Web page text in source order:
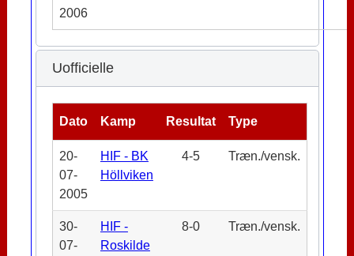
2006
Uofficielle
Dato Kamp Resultat Type
20-
07-
2005
HIF - BK
Höllviken
4-5 Træn./vensk.
30-
07-
HIF -
Roskilde
8-0 Træn./vensk.